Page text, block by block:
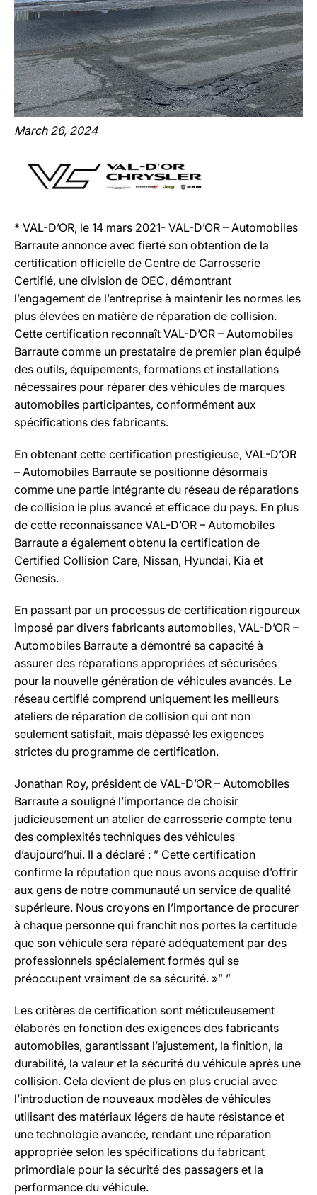
March 26, 2024
* VAL-D’OR, le 14 mars 2021- VAL-D’OR – Automobiles
Barraute annonce avec fierté son obtention de la
certification officielle de Centre de Carrosserie
Certifié, une division de OEC, démontrant
l’engagement de l’entreprise à maintenir les normes les
plus élevées en matière de réparation de collision.
Cette certification reconnaît VAL-D’OR – Automobiles
Barraute comme un prestataire de premier plan équipé
des outils, équipements, formations et installations
nécessaires pour réparer des véhicules de marques
automobiles participantes, conformément aux
spécifications des fabricants.
En obtenant cette certification prestigieuse, VAL-D’OR
– Automobiles Barraute se positionne désormais
comme une partie intégrante du réseau de réparations
de collision le plus avancé et efficace du pays. En plus
de cette reconnaissance VAL-D’OR – Automobiles
Barraute a également obtenu la certification de
Certified Collision Care, Nissan, Hyundai, Kia et
Genesis.
En passant par un processus de certification rigoureux
imposé par divers fabricants automobiles, VAL-D’OR –
Automobiles Barraute a démontré sa capacité à
assurer des réparations appropriées et sécurisées
pour la nouvelle génération de véhicules avancés. Le
réseau certifié comprend uniquement les meilleurs
ateliers de réparation de collision qui ont non
seulement satisfait, mais dépassé les exigences
strictes du programme de certification.
Jonathan Roy, président de VAL-D’OR – Automobiles
Barraute a souligné l’importance de choisir
judicieusement un atelier de carrosserie compte tenu
des complexités techniques des véhicules
d’aujourd’hui. Il a déclaré : ” Cette certification
confirme la réputation que nous avons acquise d’offrir
aux gens de notre communauté un service de qualité
supérieure. Nous croyons en l’importance de procurer
à chaque personne qui franchit nos portes la certitude
que son véhicule sera réparé adéquatement par des
professionnels spécialement formés qui se
préoccupent vraiment de sa sécurité. »” ”
Les critères de certification sont méticuleusement
élaborés en fonction des exigences des fabricants
automobiles, garantissant l’ajustement, la finition, la
durabilité, la valeur et la sécurité du véhicule après une
collision. Cela devient de plus en plus crucial avec
l’introduction de nouveaux modèles de véhicules
utilisant des matériaux légers de haute résistance et
une technologie avancée, rendant une réparation
appropriée selon les spécifications du fabricant
primordiale pour la sécurité des passagers et la
performance du véhicule.